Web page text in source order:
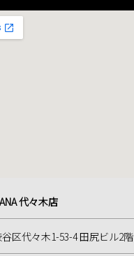
代々木店
区代々木1-53-4 田尻ビル2階